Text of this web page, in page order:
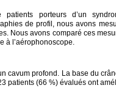
porteurs d’un
de profil, nous avons
Nous avons comparé ces
à l’aérophonoscope.
cavum profond. La base du
patients (66 %) évalués ont